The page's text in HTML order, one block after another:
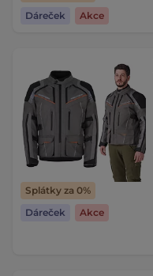
Dáreček
Akce
Splátky za 0%
Dáreček
Akce